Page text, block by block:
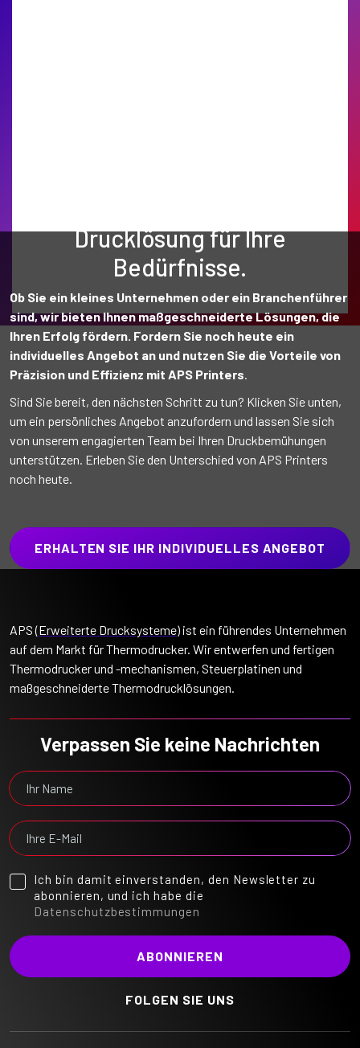
Drucklösung für Ihre
Bedürfnisse.
Ob Sie ein kleines Unternehmen oder ein Branchenführer
sind, wir bieten Ihnen maßgeschneiderte Lösungen, die
Ihren Erfolg fördern. Fordern Sie noch heute ein
individuelles Angebot an und nutzen Sie die Vorteile von
Präzision und Effizienz mit APS Printers.
Sind Sie bereit, den nächsten Schritt zu tun? Klicken Sie unten,
um ein persönliches Angebot anzufordern und lassen Sie sich
von unserem engagierten Team bei Ihren Druckbemühungen
unterstützen. Erleben Sie den Unterschied von APS Printers
noch heute.
ERHALTEN SIE IHR INDIVIDUELLES ANGEBOT
APS (Erweiterte Drucksysteme) ist ein führendes Unternehmen
auf dem Markt für Thermodrucker. Wir entwerfen und fertigen
Thermodrucker und -mechanismen, Steuerplatinen und
maßgeschneiderte Thermodrucklösungen.
Verpassen Sie keine Nachrichten
Ich bin damit einverstanden, den Newsletter zu
abonnieren, und ich habe die
Datenschutzbestimmungen
FOLGEN SIE UNS